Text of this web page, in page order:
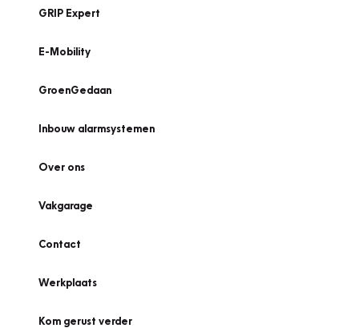
GRIP Expert
E-Mobility
GroenGedaan
Inbouw alarmsystemen
Over ons
Vakgarage
Contact
Werkplaats
Kom gerust verder